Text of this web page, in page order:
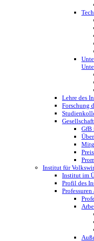
Lehre des
Forschung
GfB
Institut für
Institut im
Profil des